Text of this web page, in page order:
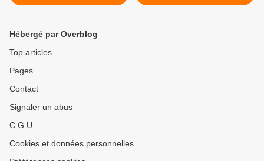
partioj
Viking" kaj "Open Arms",
Hébergé par Overblog
Top articles
Pages
Contact
Signaler un abus
C.G.U.
Cookies et données personnelles